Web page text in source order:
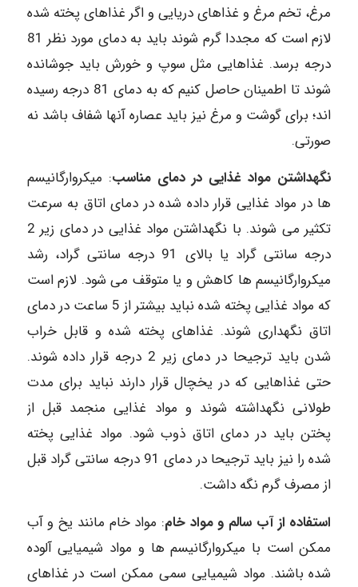
مرغ، تخم مرغ و غذاهای دریایی و اگر غذاهای پخته شده
لازم است که مجددا گرم شوند باید به دمای مورد نظر 81
درجه برسد. غذاهایی مثل سوپ و خورش باید جوشانده
شوند تا اطمینان حاصل کنیم که به دمای 81 درجه رسیده
اند؛ برای گوشت و مرغ نیز باید عصاره آنها شفاف باشد نه
صورتی.
نگهداشتن مواد غذایی در دمای مناسب: میکروارگانیسم
ها در مواد غذایی قرار داده شده در دمای اتاق به سرعت
تکثیر می شوند. با نگهداشتن مواد غذایی در دمای زیر 2
درجه سانتی گراد یا بالای 91 درجه سانتی گراد، رشد
میکروارگانیسم ها کاهش و یا متوقف می شود. لازم است
که مواد غذایی پخته شده نباید بیشتر از 5 ساعت در دمای
اتاق نگهداری شوند. غذاهای پخته شده و قابل خراب
شدن باید ترجیحا در دمای زیر 2 درجه قرار داده شوند.
حتی غذاهایی که در یخچال قرار دارند نباید برای مدت
طولانی نگهداشته شوند و مواد غذایی منجمد قبل از
پختن باید در دمای اتاق ذوب شود. مواد غذایی پخته
شده را نیز باید ترجیحا در دمای 91 درجه سانتی گراد قبل
از مصرف گرم نگه داشت.
استفاده از آب سالم و مواد خام: مواد خام مانند یخ و آب
ممکن است با میکروارگانیسم ها و مواد شیمیایی آلوده
شده باشند. مواد شیمیایی سمی ممکن است در غذاهای